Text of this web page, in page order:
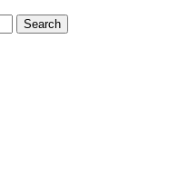
Search